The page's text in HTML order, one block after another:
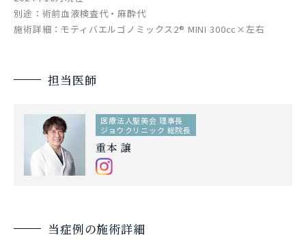
別途：術前血液検査代・麻酔代
施術詳細：モティバエルゴノミックス2® MINI 300cc×左右
担当医師
医療法人聖美会 理事長
ジョウクリニック 総院長
重本 譲
当症例の施術詳細